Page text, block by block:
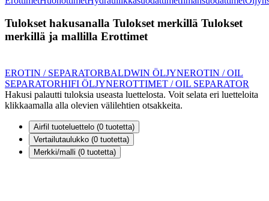
Tulokset hakusanalla Tulokset merkillä Tulokset
merkillä ja mallilla Erottimet
EROTIN / SEPARATORBALDWIN ÖLJYNEROTIN / OIL
SEPARATORHIFI ÖLJYNEROTTIMET / OIL SEPARATOR
Hakusi palautti tuloksia useasta luettelosta. Voit selata eri luetteloita
klikkaamalla alla olevien välilehtien otsakkeita.
Airfil tuoteluettelo (0 tuotetta)
Vertailutaulukko (0 tuotetta)
Merkki/malli (0 tuotetta)